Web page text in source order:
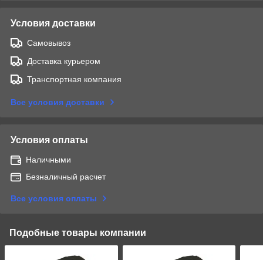
Условия доставки
Самовывоз
Доставка курьером
Транспортная компания
Все условия доставки
Условия оплаты
Наличными
Безналичный расчет
Все условия оплаты
Подобные товары компании